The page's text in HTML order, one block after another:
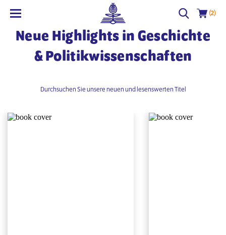
(2)
Neue Highlights in Geschichte
& Politikwissenschaften
Durchsuchen Sie unsere neuen und lesenswerten Titel